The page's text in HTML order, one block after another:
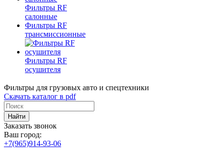
Фильтры RF
салонные
Фильтры RF
трансмиссионные
Фильтры RF
осушителя
Фильтры для грузовых авто и спецтехники
Скачать каталог в pdf
Найти
Заказать звонок
Ваш город:
+7(965)914-93-06